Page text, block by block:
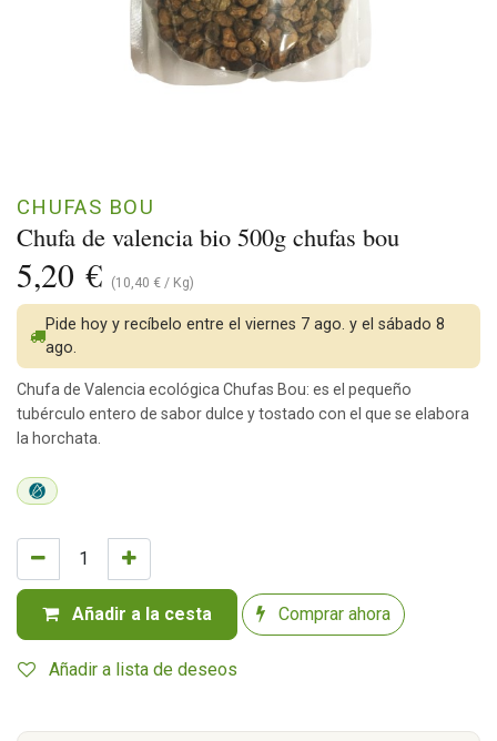
Chufa de valencia bio 500g chufas bou
CHUFAS BOU
5,20 € (10,40 € / Kg)
Añadir a la cesta Comprar ahora
Añadir a lista de deseos
Pide hoy y recíbelo entre el viernes 7 ago. y el sábado 8
ago.
Chufa de Valencia ecológica Chufas Bou: es el pequeño
tubérculo entero de sabor dulce y tostado con el que se elabora
la horchata.